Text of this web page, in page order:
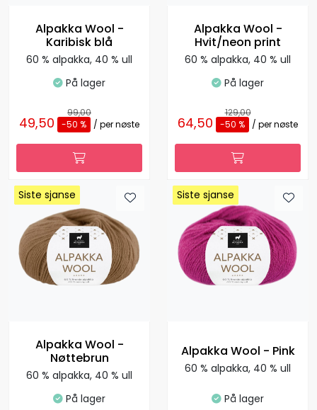
Alpakka Wool -
Karibisk blå
60 % alpakka, 40 % ull
På lager
99,00
49,50 -50 % / per nøste
Alpakka Wool -
Hvit/neon print
60 % alpakka, 40 % ull
På lager
129,00
64,50 -50 % / per nøste
Siste sjanse
Siste sjanse
Siste sjanse
Siste sjanse
Alpakka Wool -
Nøttebrun
60 % alpakka, 40 % ull
På lager
Siste sjanse
Siste sjanse
Siste sjanse
Siste sjanse
Alpakka Wool - Pink
60 % alpakka, 40 % ull
På lager